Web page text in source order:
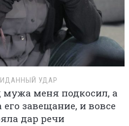
УДАР
меня подкосил, а
завещание, и вовсе
дар речи